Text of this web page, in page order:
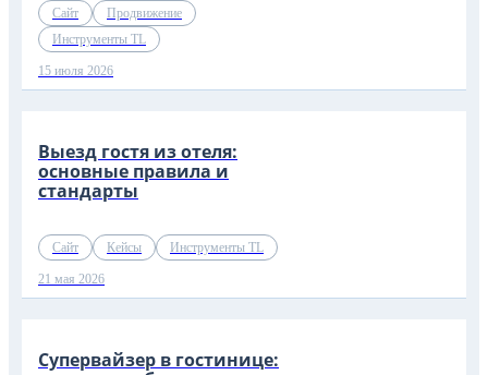
Сайт
Продвижение
Инструменты TL
15 июля 2026
Выезд гостя из отеля:
основные правила и
стандарты
Сайт Кейсы Инструменты TL
21 мая 2026
Супервайзер в гостинице: